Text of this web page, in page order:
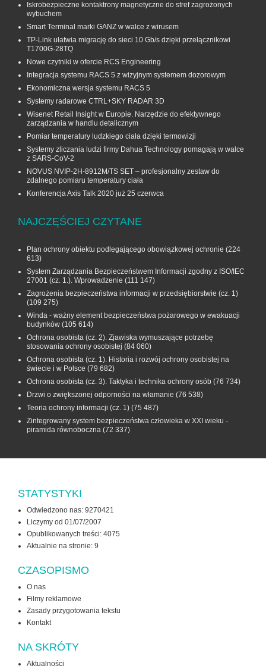
Iskrobezpieczne kontaktrony magnetyczne do stref zagrożonych
wybuchem
Smart Terminal marki GANZ w walce z wirusem
TP-Link ułatwia migrację do sieci 10 Gb/s dzięki przełącznikowi
T1700G‑28TQ
Nowe czytniki w ofercie RCS Engineering
Integracja systemu RACS 5 z wizyjnym systemem dozorowym
Ekonomiczna wersja systemu RACS 5
Systemy radarowe CTRL+SKY RADAR 3D
Wisenet Retail Insight w Europie. Narzędzie do efektywnego
zarządzania w handlu detalicznym
Pomiar temperatury ludzkiego ciała dzięki termowizji
Systemy zliczania ludzi firmy Dahua Technology pomagają w walce
z SARS-CoV-2
NOVUS NVIP-2H-8912M/TS SET – profesjonalny zestaw do
zdalnego pomiaru temperatury ciała
Konferencja Axis Talk 2020 już 25 czerwca
NAJCZĘŚCIEJ CZYTANE
Plan ochrony obiektu podlegającego obowiązkowej ochronie (224
613)
System Zarządzania Bezpieczeństwem Informacji zgodny z ISO/IEC
27001 (cz. 1.). Wprowadzenie (111 147)
Zagrożenia bezpieczeństwa informacji w przedsiębiorstwie (cz. 1)
(109 275)
Winda - ważny element bezpieczeństwa pożarowego w ewakuacji
budynków (105 614)
Ochrona osobista (cz. 2). Zjawiska wymuszające potrzebę
stosowania ochrony osobistej (84 060)
Ochrona osobista (cz. 1). Historia i rozwój ochrony osobistej na
świecie i w Polsce (79 682)
Ochrona osobista (cz. 3). Taktyka i technika ochrony osób (76 734)
Drzwi o zwiększonej odporności na włamanie (76 538)
Teoria ochrony informacji (cz. 1) (75 487)
Zintegrowany system bezpieczeństwa człowieka w XXI wieku -
piramida równoboczna (72 337)
STATYSTYKI
Odwiedzono nas: 9270421
Liczymy od 01/07/2007
Opublikowanych treści: 4075
Aktualnie na stronie: 9
CZASOPISMO
O nas
Filmy reklamowe
Zasady przygotowania tekstu
Kontakt
NA SKRÓTY
Aktualności